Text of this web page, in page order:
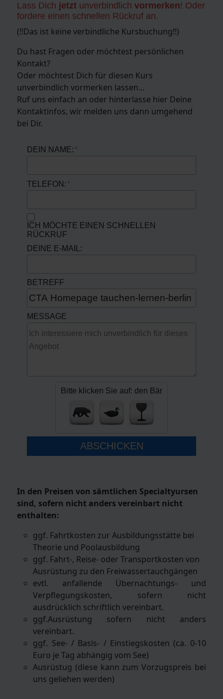
Lass Dich jetzt unverbindlichvormerken! Oder
fordere einen schnellen Rückruf an.
(!!Das ist keine verbindliche Kursbuchung!!)
Du hast Fragen oder möchtest persönlichen
Kontakt?
Oder möchtest Dich für diesen Kurs
unverbindlich vormerken lassen...
Ruf uns einfach an oder hinterlasse hier Deine
Kontaktinfos, wir melden uns dann umgehend
bei Dir.
DEIN NAME:
TELEFON:
ICH MÖCHTE EINEN SCHNELLEN
RÜCKRUF
DEINE E-MAIL:
BETREFF
MESSAGE
Bitte klicken Sie auf: den Bär
ABSCHICKEN
In den Preisen von sämtlichen Specialtyursen
sind, sofern nicht anders vereinbart nicht
enthalten:
ggf. Fahrtkosten zur Ausbildungsstätte bei
Theorie und Poolausbildung
ggf. Fahrt-, Reise- oder Transportkosten von
Ausrüstung zu den Freiwassertauchgängen
evtl. anfallende Übernachtungs- und
Verpflegungskosten, sofern nicht
ausdrücklich schriftlich vereinbart.
ggf.Ausrüstung sofern nicht anders
vereinbart.
ggf. See- / Basis- / Einstiegskosten (ca. 0-10
Euro je Tag abhängig vom See)
Ausrüstug (diese kann zum Vorzugspreis bei
uns geliehen werden)